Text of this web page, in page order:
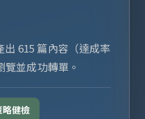
615 篇內容（達成率
覽並成功轉單。
健檢